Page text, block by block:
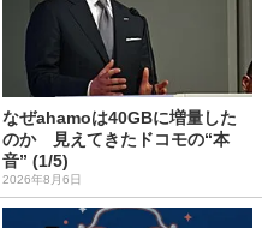
なぜahamoは40GBに増量した
のか 見えてきたドコモの“本
音” (1/5)
2026年8月6日